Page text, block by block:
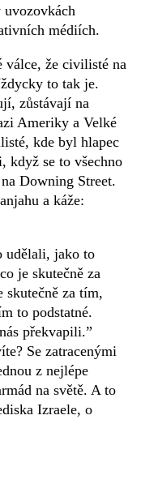
uvozovkách
médiích.
že civilisté na
to tak je.
zůstávají na
Ameriky a Velké
kde byl hlapec
když se to všechno
Downing Street.
a káže:
udělali, jako to
je skutečně za
za tím,
to podstatné.
překvapili.”
Se zatracenými
z nejlépe
na světě. A to
Izraele, o